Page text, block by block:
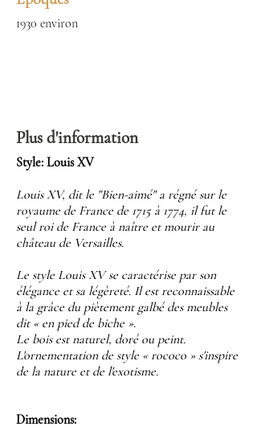
1930 environ
Plus d'information
Style: Louis XV
Louis XV, dit le "Bien-aimé" a régné sur le
royaume de France de 1715 à 1774, il fut le
seul roi de France à naître et mourir au
château de Versailles.
Le style Louis XV se caractérise par son
élégance et sa légèreté. Il est reconnaissable
à la grâce du piètement galbé des meubles
dit « en pied de biche ».
Le bois est naturel, doré ou peint.
L'ornementation de style « rococo » s'inspire
de la nature et de l'exotisme.
Dimensions: